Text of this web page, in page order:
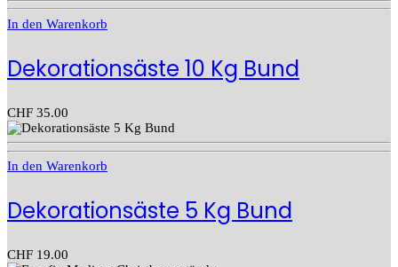
In den Warenkorb
Dekorationsäste 10 Kg Bund
CHF 35.00
In den Warenkorb
Dekorationsäste 5 Kg Bund
CHF 19.00